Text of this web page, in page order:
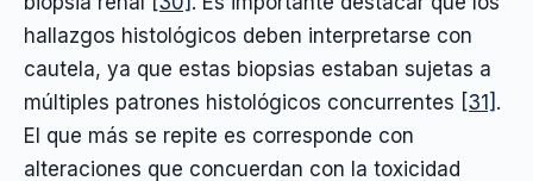
hallazgos histológicos deben interpretarse con
cautela, ya que estas biopsias estaban sujetas a
múltiples patrones histológicos concurrentes [31] .
El que más se repite es corresponde con
alteraciones que concuerdan con la toxicidad